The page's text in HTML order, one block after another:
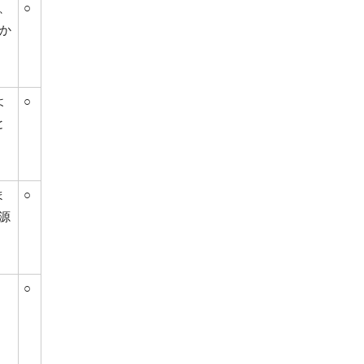
○
○
○
○